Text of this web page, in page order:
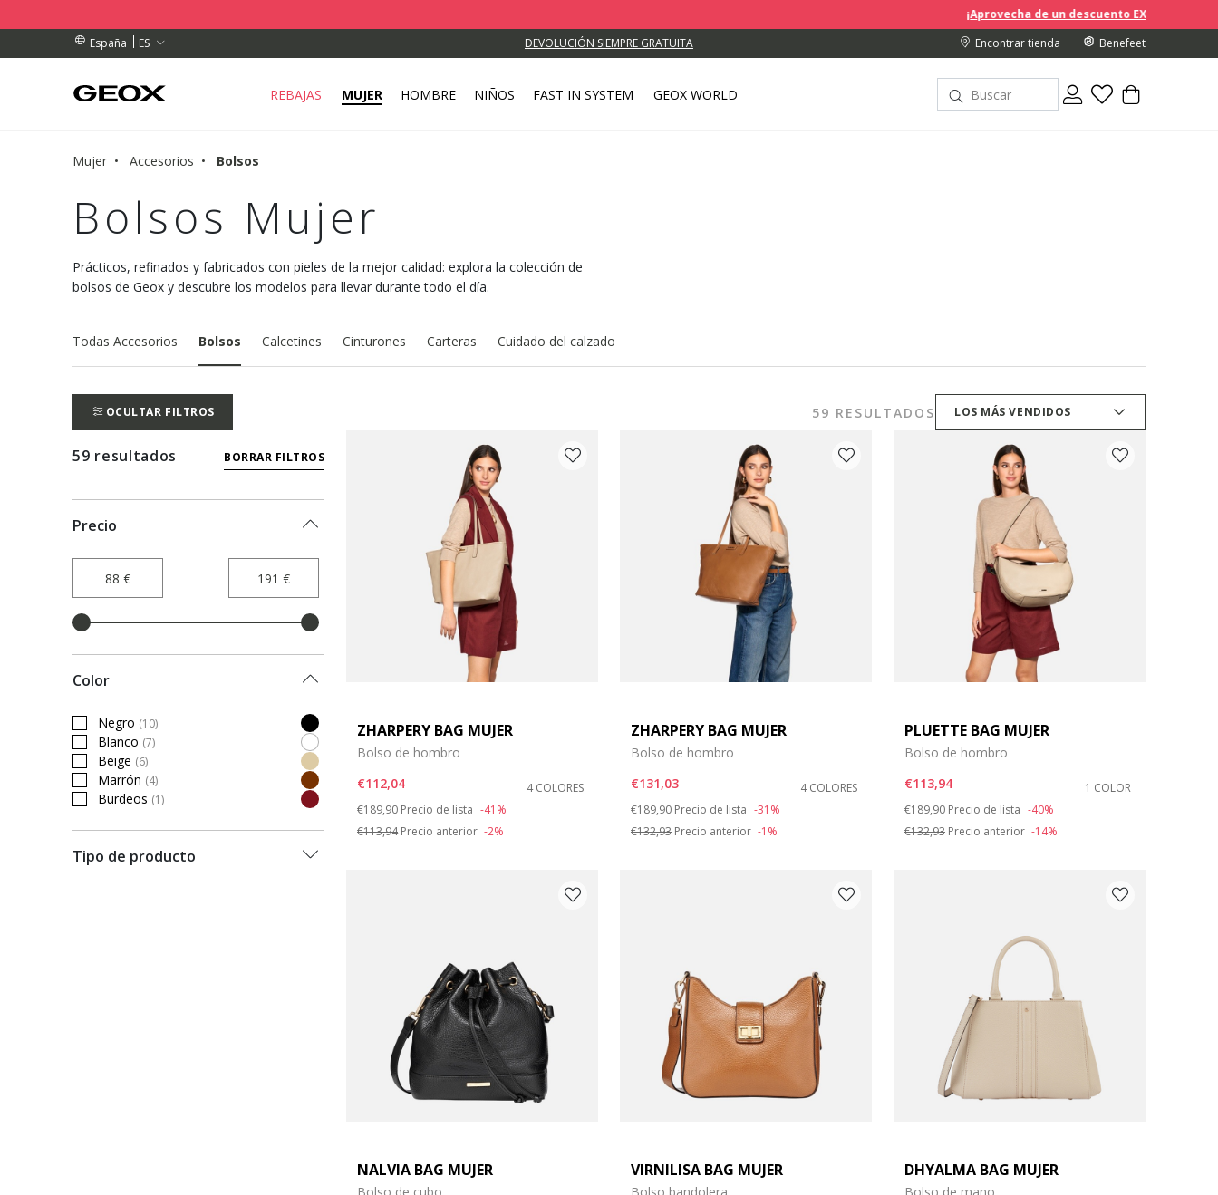
¡Aprovecha de un descuento EXTRA del 10% en los precios
España
ES
SUPERIORES A 79,00 € DEVOLUCIÓN SIEMPRE GRATUITA
RECOGIDA CERCANO.
SUPERIORES A 79,00 € Encontrar tienda Benefeet
REBAJAS MUJER HOMBRE NIÑOS FAST IN SYSTEM GEOX WORLD
Mujer Accesorios Bolsos
Bolsos Mujer
Prácticos, refinados y fabricados con pieles de la mejor calidad: explora la colección de
bolsos de Geox y descubre los modelos para llevar durante todo el día.
Todas Accesorios Bolsos Calcetines Cinturones Carteras Cuidado del calzado
OCULTAR FILTROS 59 RESULTADOS LOS MÁS VENDIDOS
59 resultados BORRAR FILTROS
Precio
Color
Negro (10)
Refine by Color: Negro
Blanco (7)
Refine by Color: Blanco
Beige (6)
Refine by Color: Beige
Marrón (4)
Refine by Color: Marrón
Burdeos (1)
Refine by Color: Burdeos
Tipo de producto
ZHARPERY BAG MUJER
Bolso de hombro
€112,04
4 COLORES
Price reduced from
€189,90 to
Precio de lista -41%
€113,94Precio anterior -2%
ZHARPERY BAG MUJER
Bolso de hombro
€131,03
4 COLORES
Price reduced from
€189,90 to
Precio de lista -31%
€132,93Precio anterior -1%
PLUETTE BAG MUJER
Bolso de hombro
€113,94
1 COLOR
Price reduced from
€189,90 to
Precio de lista -40%
€132,93Precio anterior -14%
NALVIA BAG MUJER VIRNILISA BAG MUJER DHYALMA BAG MUJER